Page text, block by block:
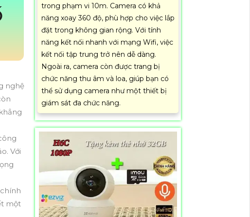
nghệ
Với
một
trong phạm vi 10m. Camera có khả
năng xoay 360 độ, phù hợp cho việc lắp
đặt trong không gian rộng. Với tính
năng kết nối nhanh với mạng Wifi, việc
kết nối tập trung trở nên dễ dàng.
Ngoài ra, camera còn được trang bị
chức năng thu âm và loa, giúp bạn có
thể sử dụng camera như một thiết bị
giám sát đa chức năng.